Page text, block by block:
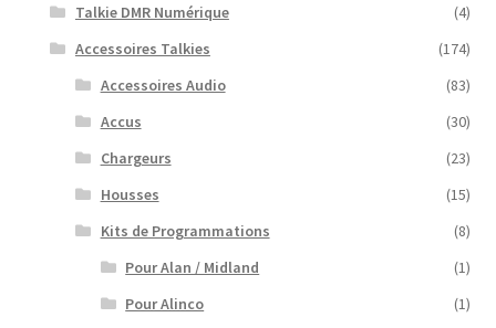
Talkie DMR Numérique
(4)
Accessoires Talkies
(174)
Accessoires Audio
(83)
Accus
(30)
Chargeurs
(23)
Housses
(15)
Kits de Programmations
(8)
Pour Alan / Midland
(1)
Pour Alinco
(1)